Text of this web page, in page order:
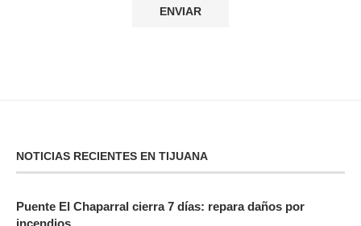
NOTICIAS RECIENTES EN TIJUANA
Puente El Chaparral cierra 7 días: repara daños por